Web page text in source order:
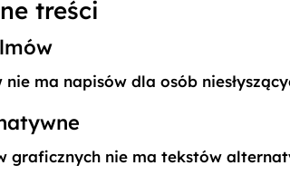
treści
ma napisów dla osób
graficznych nie ma tekstów